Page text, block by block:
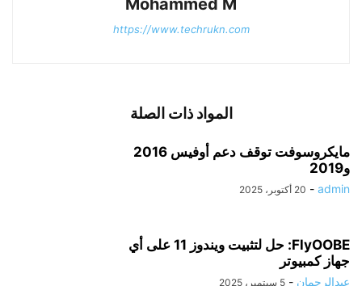
https://www.techrukn.com
المواد ذات الصلة
مايكروسوفت توقف دعم أوفيس 2016
و2019
admin
- 20 أكتوبر، 2025
FlyOOBE: حل لتثبيت ويندوز 11 على أي
جهاز كمبيوتر
عبدالرحمان - 5 سبتمبر، 2025